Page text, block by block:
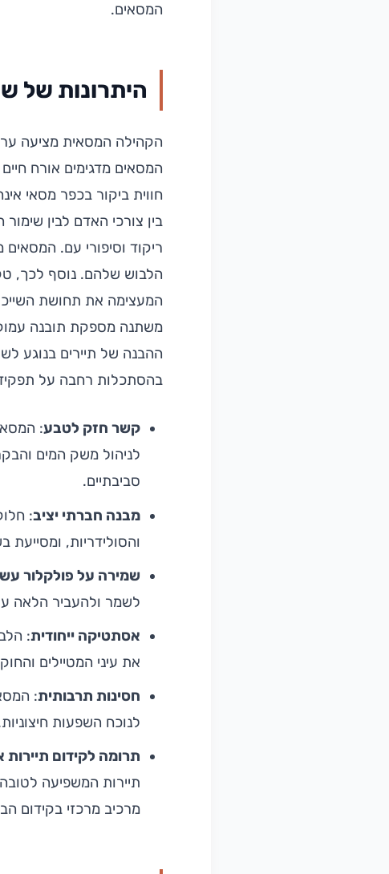
המסאים.
היתרונות של
הקהילה המסאית מציעה
המסאים מדגימים אורח
חווית ביקור בכפר מסאי
בין צורכי האדם לבין
ריקוד וסיפורי עם.
הלבוש שלהם. נוסף לכך,
המעצימה את תחושת
משתנה מספקת תובנה
ההבנה של תיירים בנוגע
בהסתכלות רחבה על
קשר חזק לטבע:
לניהול משק המים
סביבתיים.
מבנה חברתי יציב:
והסולידריות, ומסייעת
שמירה על פולקלור
לשמר ולהעביר הלאה
אסתטיקה ייחודית:
את עיני המטיילים
חסינות תרבותית:
לנוכח השפעות
תרומה לקידום
תיירות המשפיעה
מרכיב מרכזי בקידום